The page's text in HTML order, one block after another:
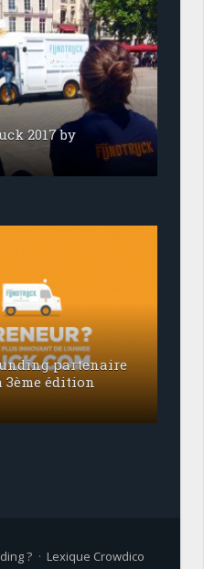
2017 by
partenaire
édition
?
Lexique Crowdico